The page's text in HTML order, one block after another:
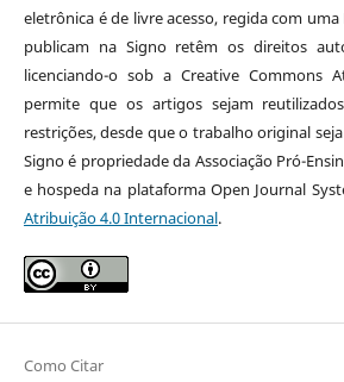
eletrônica é de livre acesso, regida com
publicam na Signo retêm os direitos
licenciando-o sob a Creative Commons
permite que os artigos sejam
restrições, desde que o trabalho original
Signo é propriedade da Associação Pró-
e hospeda na plataforma Open Journal
Atribuição 4.0 Internacional.
Como Citar